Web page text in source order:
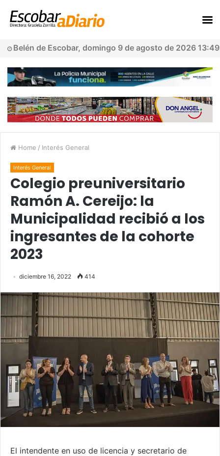
Belén de Escobar, domingo 9 de agosto de 2026 13:49
Home / Interés General
Interés General
Colegio preuniversitario
Ramón A. Cereijo: la
Municipalidad recibió a los
ingresantes de la cohorte
2023
diciembre 16, 2022 414
El intendente en uso de licencia y secretario de